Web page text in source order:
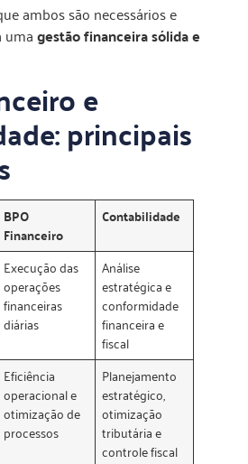
ambos são necessários e
umagestão financeira sólida e
e
principais
BPO
Financeiro
Contabilidade
Execução das
operações
financeiras
diárias
Análise
estratégica e
conformidade
financeira e
fiscal
Eficiência
operacional e
otimização de
processos
Planejamento
estratégico,
otimização
tributária e
controle fiscal